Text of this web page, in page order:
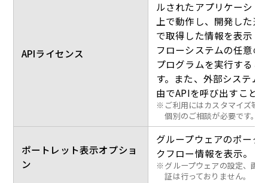
APIライセンス
ルされたアプリケーショ
上で動作し、開発した追
で取得した情報を表示し
フローシステムの任意の
プログラムを実行するこ
す。また、外部システム
由でAPIを呼び出すこと
※ ご利用にはカスタマイズ等
個別のご相談が必要です。
ポートレット表示オプショ
ン
グループウェアのポータ
クフロー情報を表示。
※ グループウェアの設定、画
証は行っておりません。